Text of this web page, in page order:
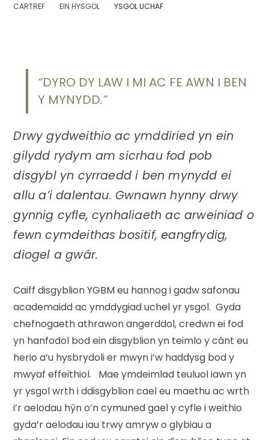
CARTREF EIN HYSGOL YSGOL UCHAF
“DYRO DY LAW I MI AC FE AWN I BEN
Y MYNYDD.”
Drwy gydweithio ac ymddiried yn ein
gilydd rydym am sicrhau fod pob
disgybl yn cyrraedd i ben mynydd ei
allu a’i dalentau. Gwnawn hynny drwy
gynnig cyfle, cynhaliaeth ac arweiniad o
fewn cymdeithas bositif, eangfrydig,
diogel a gwâr.
Caiff disgyblion YGBM eu hannog i gadw safonau
academaidd ac ymddygiad uchel yr ysgol. Gyda
chefnogaeth athrawon angerddol, credwn ei fod
yn hanfodol bod ein disgyblion yn teimlo y cânt eu
herio a’u hysbrydoli er mwyn i’w haddysg bod y
mwyaf effeithiol. Mae ymdeimlad teuluol iawn yn
yr ysgol wrth i ddisgyblion cael eu maethu ac wrth
i’r aelodau hŷn o’n cymuned gael y cyfle i weithio
gyda’r aelodau iau trwy amryw o glybiau a